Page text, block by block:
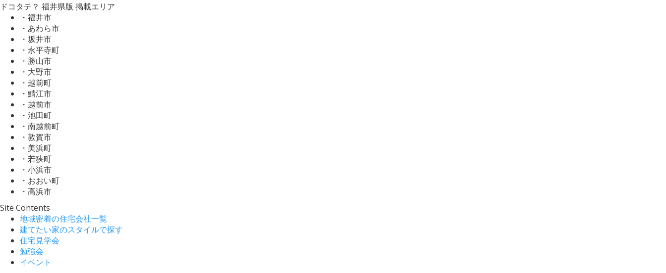
ドコタテ？ 福井県版 掲載エリア
・福井市
・あわら市
・坂井市
・永平寺町
・勝山市
・大野市
・越前町
・鯖江市
・越前市
・池田町
・南越前町
・敦賀市
・美浜町
・若狭町
・小浜市
・おおい町
・高浜市
Site Contents
地域密着の住宅会社一覧
建てたい家のスタイルで探す
住宅見学会
勉強会
イベント